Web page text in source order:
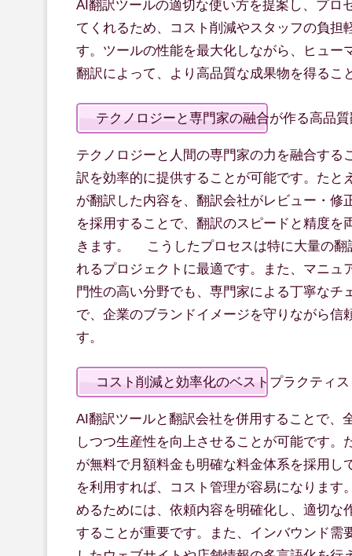
AI翻訳ツールの適切な使い方を提案し、プロ
てくれるため、コスト削減やスタッフの負担
す。ツールの性能を最大化しながら、ヒュー
翻訳によって、より高品質な成果物を得るこ
テクノロジーと専門家の融合が作る高品
テクノロジーと人間の専門家の力を融合する
訳を効率的に提供することが可能です。たと
が翻訳した内容を、翻訳会社がレビュー・修
を採用することで、翻訳のスピードと精度を
きます。 こうしたプロセスは特に大量の翻
れるプロジェクトに最適です。また、マニュ
門性の高い分野でも、専門家による丁寧なチ
で、企業のブランドイメージを守りながら信
す。
コスト削減と効率化のベストプラクティス
AI翻訳ツールと翻訳会社を併用することで、
しつつ生産性を向上させることが可能です。
が無料で月額料金も明確な料金体系を採用し
を利用すれば、コスト管理が容易になりま
めるためには、依頼内容を明確化し、適切な
することが重要です。また、インバウンド需